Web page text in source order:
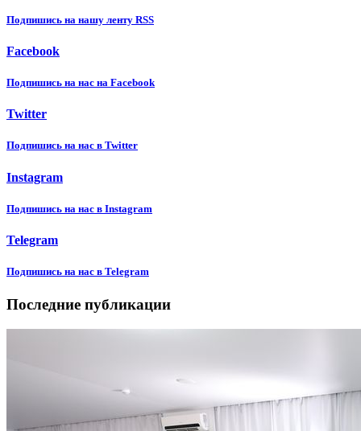
Подпишиcь на нашу ленту RSS
Facebook
Подпишиcь на нас на Facebook
Twitter
Подпишиcь на нас в Twitter
Instagram
Подпишиcь на нас в Instagram
Telegram
Подпишиcь на нас в Telegram
Последние публикации